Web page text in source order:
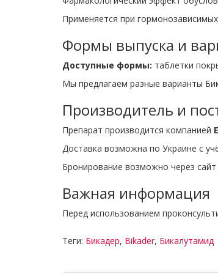
Применяется при
Формы выпуска и
Доступные формы: таблетки
Мы предлагаем разные варианты
Производитель и
Препарат производится компанией
Доставка возможна по Украине с
Бронирование возможно через
Важная информация
Перед использованием
Теги: Бикадер, Bikader, Бикалутамид